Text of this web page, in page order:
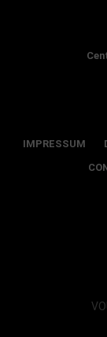
IMPRESSUM